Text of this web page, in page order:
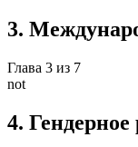
3.
Глава 3 из 7
not
4. Гендерное